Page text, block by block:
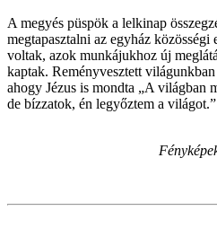
A megyés püspök a lelkinap
megtapasztalni az egyház
voltak, azok munkájukhoz új
kaptak. Reményvesztett
ahogy Jézus is mondta „A világban
de bízzatok, én legyőztem a